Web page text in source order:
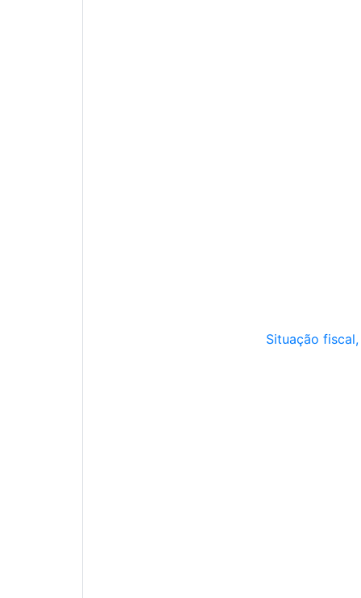
Situação